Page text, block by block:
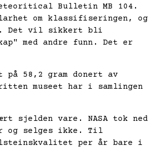
Bulletin MB 104.
om klassifiseringen, og
. Det vil sikkert bli
med andre funn. Det er
58,2 gram donert av
museet har i samlingen
sjelden vare. NASA tok ned
og selges ikke. Til
per år bare i